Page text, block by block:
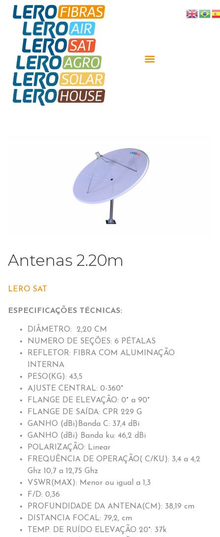
Antenas 2.20m
LERO SAT
ESPECIFICAÇÕES TÉCNICAS:
DIÂMETRO: 2,20 CM
NUMERO DE SEÇÕES: 6 PÉTALAS
REFLETOR: FIBRA COM ALUMINAÇÃO
INTERNA
PESO(KG): 43,5
AJUSTE CENTRAL: 0-360°
FLANGE DE ELEVAÇÃO: 0° a 90°
FLANGE DE SAÍDA: CPR 229 G
GANHO (dBi)Banda C: 37,4 dBi
GANHO (dBi) Banda ku: 46,2 dBi
POLARIZAÇÃO: Linear
FREQUÊNCIA DE OPERAÇÃO( C/KU): 3,4 a 4,2
Ghz 10,7 a 12,75 Ghz
VSWR(MAX): Menor ou igual a 1,3
F/D: 0,36
PROFUNDIDADE DA ANTENA(CM): 38,19 cm
DISTANCIA FOCAL: 79,2, cm
TEMP. DE RUÍDO ELEVAÇÃO 20°: 37k